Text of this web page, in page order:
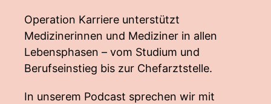
Operation Karriere unterstützt
Medizinerinnen und Mediziner in allen
Lebensphasen – vom Studium und
Berufseinstieg bis zur Chefarztstelle.
In unserem Podcast sprechen wir mit